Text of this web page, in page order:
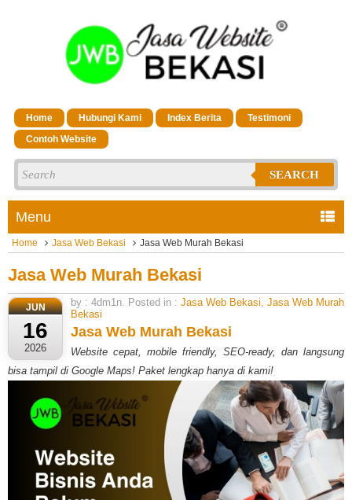
Home Hubungi Kami Index Berita
Testimoni
Contoh Website
SEARCH
Menu
Home Jasa Web Bekasi Jasa Web Murah Bekasi
Jasa Web Murah Bekasi
JUN
16
2026
by : 4dm1n. Posted in : Jasa Web Bekasi, Jasa Web Murah
Bekasi
Jasa Web Murah Bekasi
Website cepat, mobile friendly, SEO-ready, dan langsung
bisa tampil di Google Maps! Paket lengkap hanya di kami!